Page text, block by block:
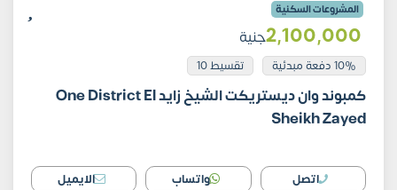
المشروعات السكنية
2٬100٬000جنية
10% دفعة مبدئية تقسيط 10
كمبوند وان ديستريكت الشيخ زايد One District El
Sheikh Zayed
اتصل واتساب الايميل